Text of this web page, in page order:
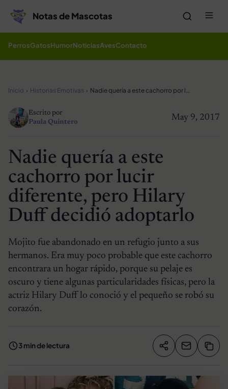
Notas de Mascotas
PerrosGatosHumorNoticiasAvesContacto
Inicio Historias Emotivas Nadie quería a este cachorro por lucir diferente, pero Hilary Duff decidió adoptarlo
May 9, 2017
Escrito por
Paula Quintero
Nadie quería a este
cachorro por lucir
diferente, pero Hilary
Duff decidió adoptarlo
Mojito fue abandonado en un refugio junto a sus
hermanos. Era muy poco probable que este cachorro
encontrara un hogar rápido, porque su pelaje es
oscuro y tiene algunas particularidades físicas, pero la
actriz Hilary Duff lo conoció y el pequeño se robó su
corazón.
3 min de lectura Compartir